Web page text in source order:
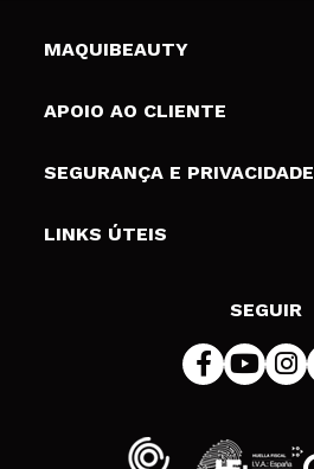
MAQUIBEAUTY
Sobre nós
Gift Cards
APOIO AO CLIENTE
Envios e Devoluções
Formas de pagamento
SEGURANÇA E PRIVACIDADE
Termos e Privacidade
LINKS ÚTEIS
SEGUIR